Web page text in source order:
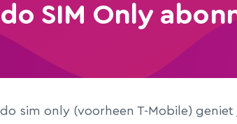
SIM Only
sim only (voorheen T-Mobile)